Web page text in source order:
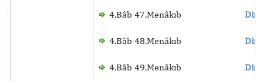
4.Bâb 47.Menâkıb
4.Bâb 48.Menâkıb
4.Bâb 49.Menâkıb